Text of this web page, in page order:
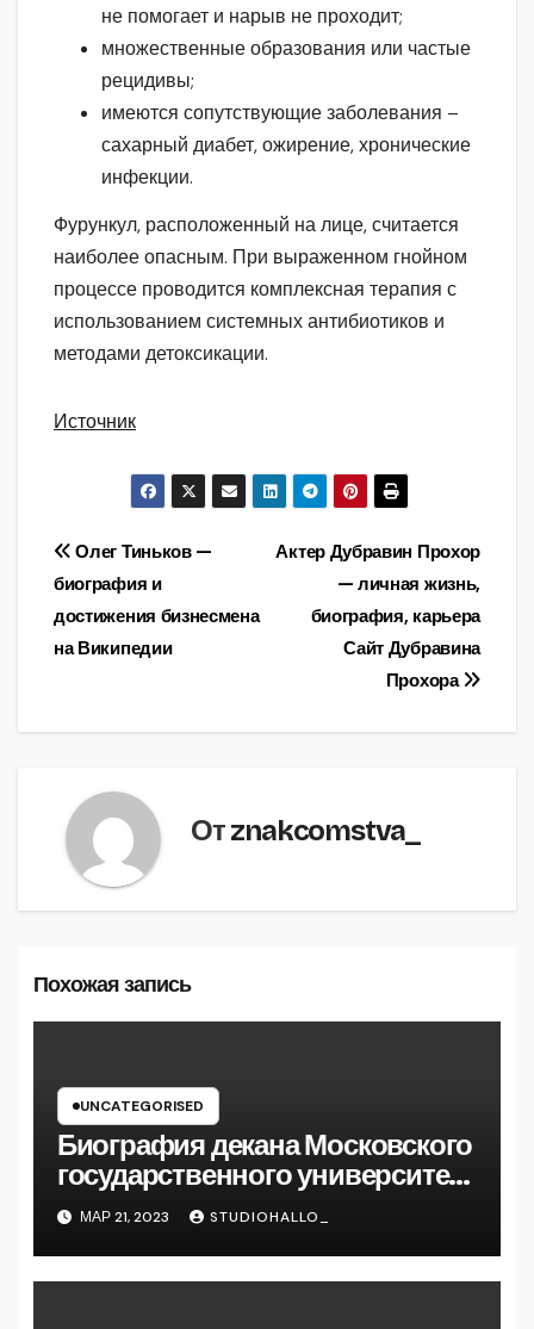
не помогает и нарыв не проходит;
множественные образования или частые
рецидивы;
имеются сопутствующие заболевания –
сахарный диабет, ожирение, хронические
инфекции.
Фурункул, расположенный на лице, считается
наиболее опасным. При выраженном гнойном
процессе проводится комплексная терапия с
использованием системных антибиотиков и
методами детоксикации.
Источник
Навигация
по
записям
Актер Дубравин Прохор
— личная жизнь,
биография, карьера
Сайт Дубравина
Прохора
Олег Тиньков —
биография и
достижения бизнесмена
на Википедии
Отznakcomstva_
Похожая запись
UNCATEGORISED
Биография декана Московского
государственного университета
Андрея Сидорова — от студента
до руководителя
МАР 21, 2023 STUDIOHALLO_